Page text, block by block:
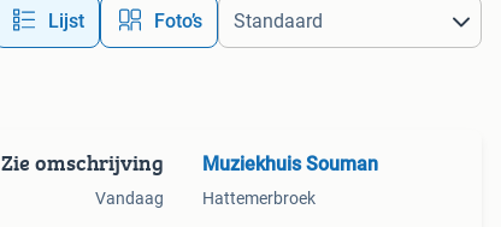
Lijst Foto’s
Zie omschrijving
Vandaag
Muziekhuis Souman
Hattemerbroek